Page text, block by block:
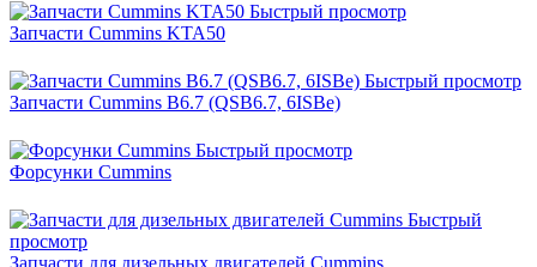
Быстрый просмотр
Запчасти Cummins KTA50
Быстрый просмотр
Запчасти Cummins B6.7 (QSB6.7, 6ISBe)
Быстрый просмотр
Форсунки Cummins
Быстрый
просмотр